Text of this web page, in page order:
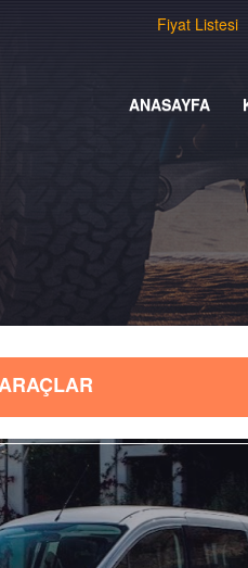
Fiyat Listesi
ANASAYFA